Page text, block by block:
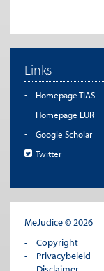
Links
Homepage TIAS
Homepage EUR
Google Scholar
Twitter
MeJudice © 2026
Copyright
Privacybeleid